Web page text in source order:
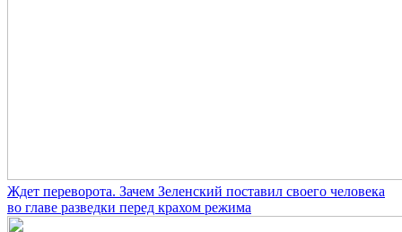
Ждет переворота. Зачем Зеленский поставил своего человека
во главе разведки перед крахом режима